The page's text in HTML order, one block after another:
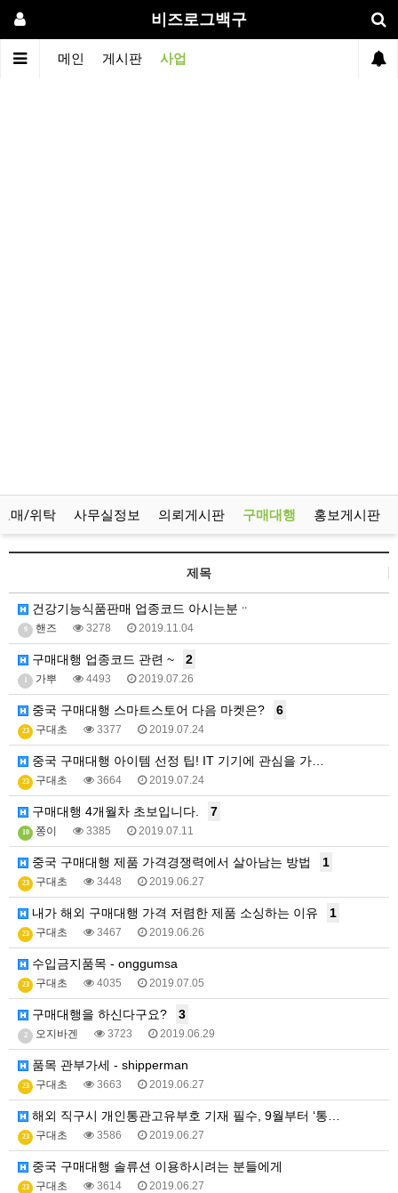
비즈로그백구
메인 게시판 사업
매/위탁 사무실정보 의뢰게시판 구매대행 홍보게시판
제목
건강기능식품판매 업종코드 아시는분ᆢ
9 핸즈 3278 2019.11.04
구매대행 업종코드 관련 ~ 2
가뿌 4493 2019.07.26
중국 구매대행 스마트스토어 다음 마켓은? 6
23 구대초 3377 2019.07.24
중국 구매대행 아이템 선정 팁! IT 기기에 관심을 가…
23 구대초 3664 2019.07.24
구매대행 4개월차 초보입니다. 7
10 쫑이 3385 2019.07.11
중국 구매대행 제품 가격경쟁력에서 살아남는 방법 1
23 구대초 3448 2019.06.27
내가 해외 구매대행 가격 저렴한 제품 소싱하는 이유 1
23 구대초 3467 2019.06.26
수입금지품목 - onggumsa
23 구대초 4035 2019.07.05
구매대행을 하신다구요? 3
2 오지바겐 3723 2019.06.29
품목 관부가세 - shipperman
23 구대초 3663 2019.06.27
해외 직구시 개인통관고유부호 기재 필수, 9월부터 ‘통…
23 구대초 3586 2019.06.27
중국 구매대행 솔류션 이용하시려는 분들에게
23 구대초 3614 2019.06.27